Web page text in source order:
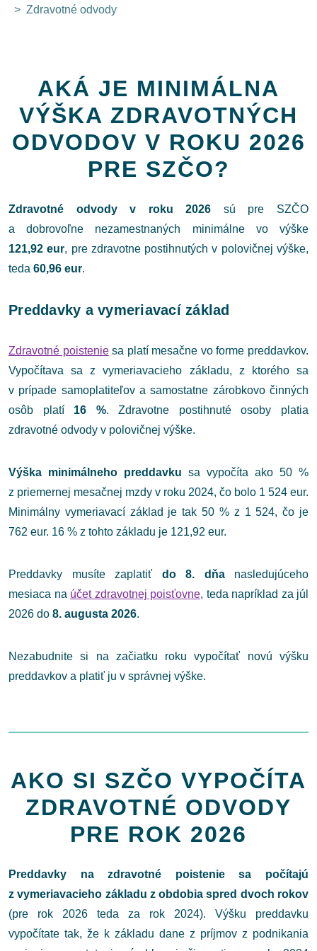
Zdravotné odvody
AKÁ JE MINIMÁLNA
VÝŠKA ZDRAVOTNÝCH
ODVODOV V ROKU 2026
PRE SZČO?
Zdravotné odvody v roku 2026 sú pre SZČO
a dobrovoľne nezamestnaných minimálne vo výške
121,92 eur, pre zdravotne postihnutých v polovičnej výške,
teda 60,96 eur.
Preddavky a vymeriavací základ
Zdravotné poisteniesa platí mesačne vo forme preddavkov.
Vypočítava sa z vymeriavacieho základu, z ktorého sa
v prípade samoplatiteľov a samostatne zárobkovo činných
osôb platí 16 %. Zdravotne postihnuté osoby platia
zdravotné odvody v polovičnej výške.
Výška minimálneho preddavku sa vypočíta ako 50 %
z priemernej mesačnej mzdy v roku 2024, čo bolo 1 524 eur.
Minimálny vymeriavací základ je tak 50 % z 1 524, čo je
762 eur. 16 % z tohto základu je 121,92 eur.
Preddavky musíte zaplatiť do 8. dňanasledujúceho
mesiaca na účet zdravotnej poisťovne, teda napríklad za júl
2026 do 8. augusta 2026.
Nezabudnite si na začiatku roku vypočítať novú výšku
preddavkov a platiť ju v správnej výške.
AKO SI SZČO VYPOČÍTA
ZDRAVOTNÉ ODVODY
PRE ROK 2026
Preddavky na zdravotné poistenie sa počítajú
z vymeriavacieho základu z obdobia spred dvoch rokov
(pre rok 2026 teda za rok 2024). Výšku preddavku
vypočítate tak, že k základu dane z príjmov z podnikania